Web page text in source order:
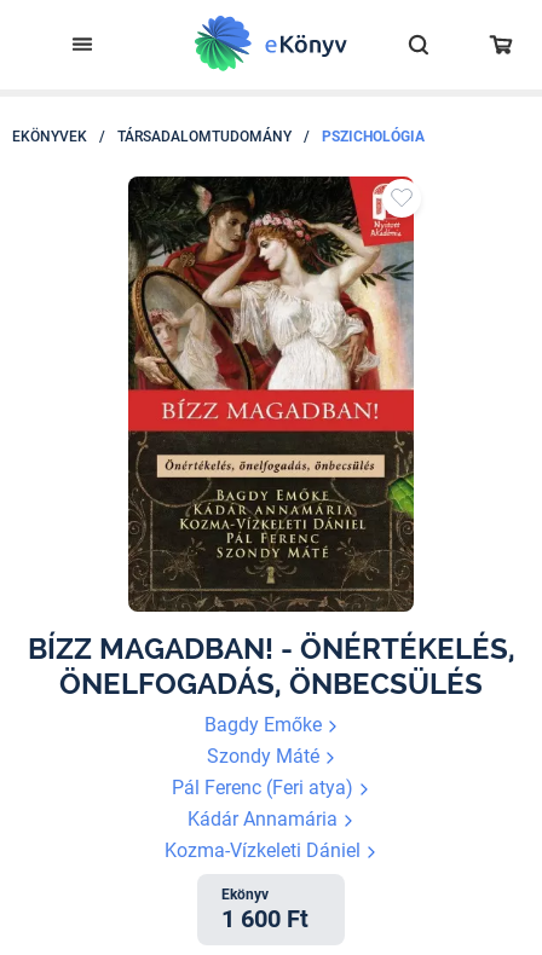
EKÖNYVEK / TÁRSADALOMTUDOMÁNY / PSZICHOLÓGIA
BÍZZ MAGADBAN! - ÖNÉRTÉKELÉS,
ÖNELFOGADÁS, ÖNBECSÜLÉS
Bagdy Emőke
Szondy Máté
Pál Ferenc (Feri atya)
Kádár Annamária
Kozma-Vízkeleti Dániel
Ekönyv
1 600 Ft